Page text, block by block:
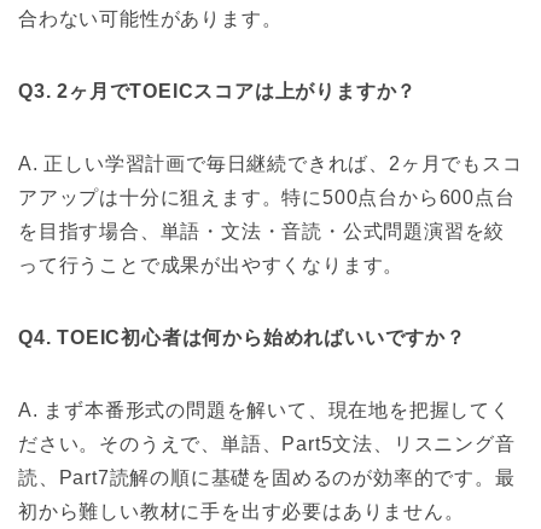
合わない可能性があります。
Q3. 2ヶ月でTOEICスコアは上がりますか？
A. 正しい学習計画で毎日継続できれば、2ヶ月でもスコ
アアップは十分に狙えます。特に500点台から600点台
を目指す場合、単語・文法・音読・公式問題演習を絞
って行うことで成果が出やすくなります。
Q4. TOEIC初心者は何から始めればいいですか？
A. まず本番形式の問題を解いて、現在地を把握してく
ださい。そのうえで、単語、Part5文法、リスニング音
読、Part7読解の順に基礎を固めるのが効率的です。最
初から難しい教材に手を出す必要はありません。